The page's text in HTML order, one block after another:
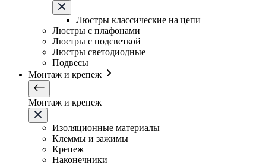
Люстры классические на цепи
Люстры с плафонами
Люстры с подсветкой
Люстры светодиодные
Подвесы
Монтаж и крепеж
Монтаж и крепеж
Изоляционные материалы
Клеммы и зажимы
Крепеж
Наконечники